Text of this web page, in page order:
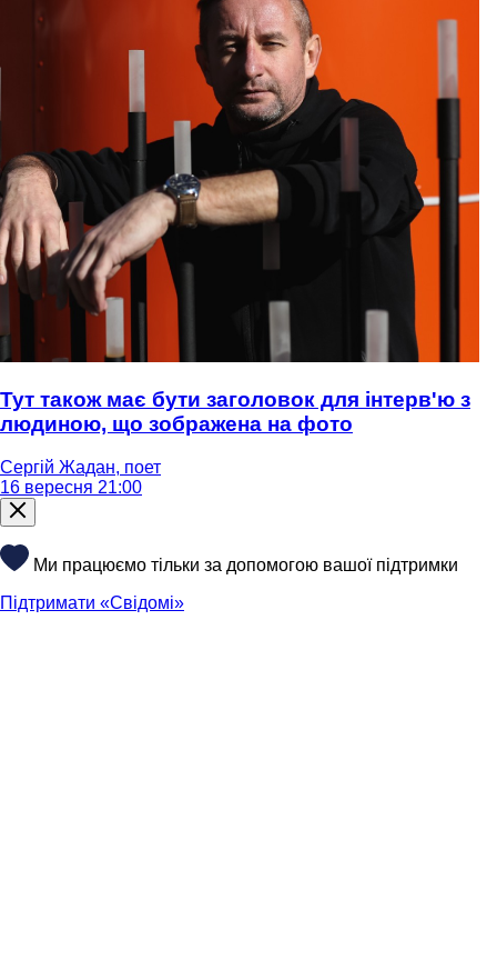
Тут також має бути заголовок для інтерв'ю з
людиною, що зображена на фото
Сергій Жадан, поет
16 вересня 21:00
Ми працюємо тільки за допомогою вашої підтримки
Підтримати «Свідомі»